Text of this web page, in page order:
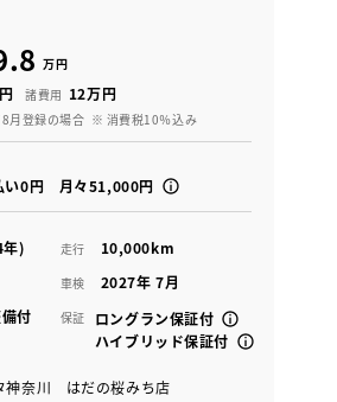
万円
諸費用 12万円
月登録の場合 ※ 消費税10％込み
い0円 月々51,000円
) 走行 10,000km
車検 2027年 7月
付 保証
ロングラン保証付
ハイブリッド保証付
神奈川 はだの桜みち店